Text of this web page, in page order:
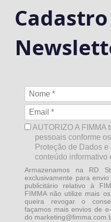
AUTORIZO A FIMMA
pessoais conforme
Proteção de Dados
conteúdo informativo
Armazenamos na RD
exclusivamente para
publicitário relativo à
FIMMA não utilize mais
queira revogar o
façamos mais envios de
do